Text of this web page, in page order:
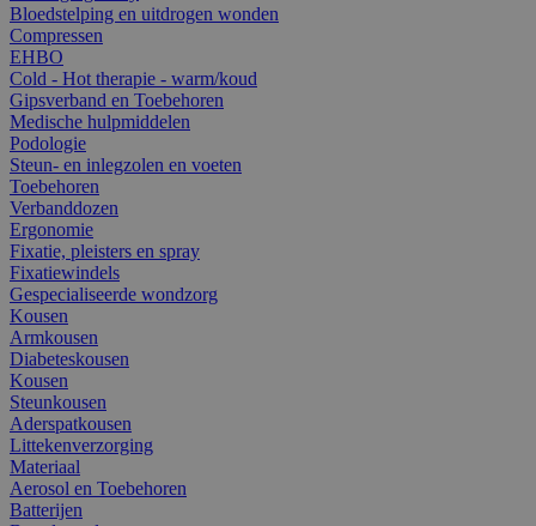
Bloedstelping en uitdrogen wonden
Compressen
EHBO
Cold - Hot therapie - warm/koud
Gipsverband en Toebehoren
Medische hulpmiddelen
Podologie
Steun- en inlegzolen en voeten
Toebehoren
Verbanddozen
Ergonomie
Fixatie, pleisters en spray
Fixatiewindels
Gespecialiseerde wondzorg
Kousen
Armkousen
Diabeteskousen
Kousen
Steunkousen
Aderspatkousen
Littekenverzorging
Materiaal
Aerosol en Toebehoren
Batterijen